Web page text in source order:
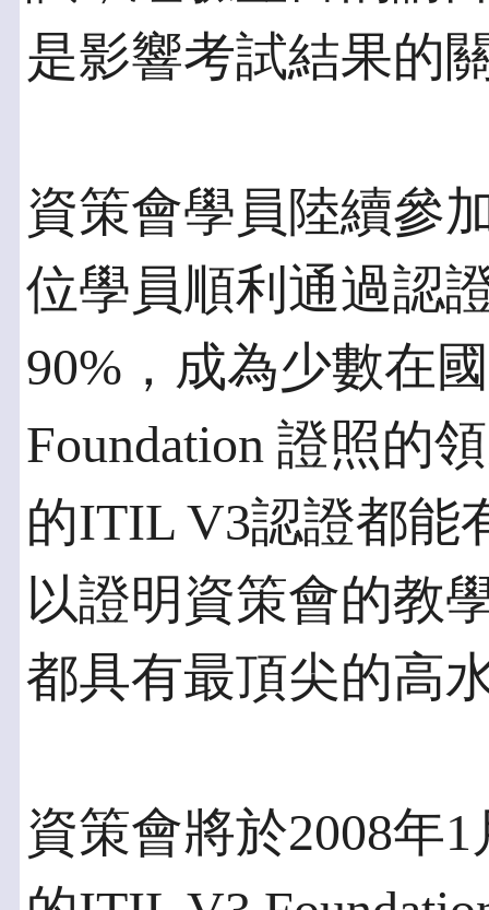
是影響考試結果的
資策會學員陸續參
位學員順利通過認
90%，成為少數在
Foundation 證照的
的ITIL V3認證都能
以證明資策會的教
都具有最頂尖的高
資策會將於2008年